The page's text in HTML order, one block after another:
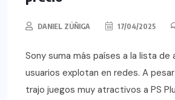
DANIEL ZÚÑIGA 17/04/2025
Sony suma más países a la lista de
usuarios explotan en redes. A
trajo juegos muy atractivos a PS